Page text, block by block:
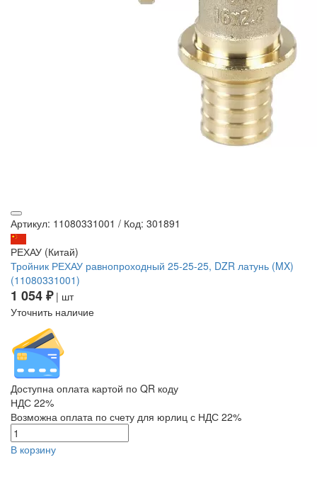
Артикул: 11080331001 / Код: 301891
РЕХАУ (Китай)
Тройник РЕХАУ равнопроходный 25-25-25, DZR латунь (MX)
(11080331001)
1 054 ₽| шт
Уточнить наличие
Доступна оплата картой по QR коду
НДС 22%
Возможна оплата по счету для юрлиц с НДС 22%
В корзину